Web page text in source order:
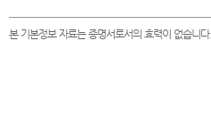
본 기본정보 자료는 증명서로서의 효력이 없습니다.